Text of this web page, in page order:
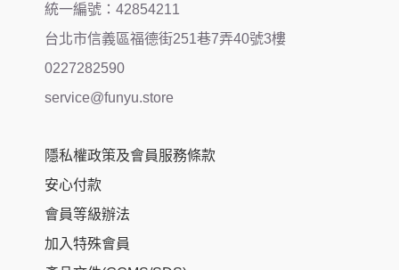
統一編號：42854211
台北市信義區福德街251巷7弄40號3樓
0227282590
service@funyu.store
隱私權政策及會員服務條款
安心付款
會員等級辦法
加入特殊會員